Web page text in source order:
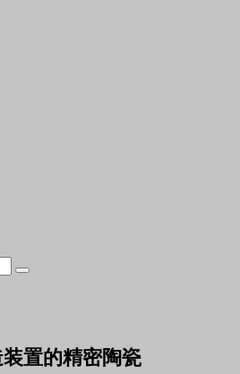
置的精密陶瓷